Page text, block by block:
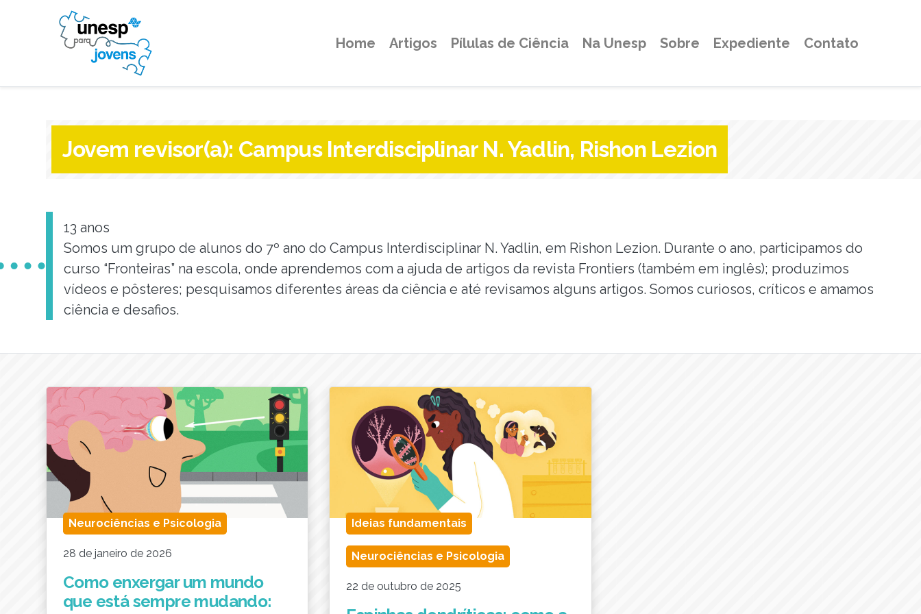
Home Artigos Pílulas de Ciência Na Unesp Sobre Expediente Contato
Jovem revisor(a): Campus Interdisciplinar N. Yadlin, Rishon Lezion
13 anos
Somos um grupo de alunos do 7º ano do Campus Interdisciplinar N. Yadlin, em Rishon Lezion. Durante o ano, participamos do
curso “Fronteiras” na escola, onde aprendemos com a ajuda de artigos da revista Frontiers (também em inglês); produzimos
vídeos e pôsteres; pesquisamos diferentes áreas da ciência e até revisamos alguns artigos. Somos curiosos, críticos e amamos
ciência e desafios.
Neurociências e Psicologia
28 de janeiro de 2026
Como enxergar um mundo
que está sempre mudando:
Ideias fundamentais
Neurociências e Psicologia
22 de outubro de 2025